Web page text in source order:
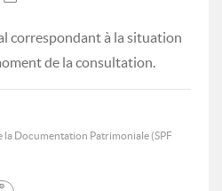
correspondant à la situation
de la consultation.
Documentation Patrimoniale (SPF